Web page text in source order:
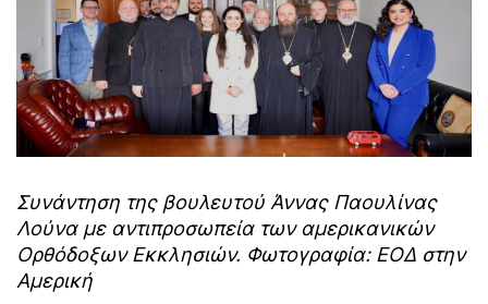
Συνάντηση της βουλευτού Άννας Παουλίνας
Λούνα με αντιπροσωπεία των αμερικανικών
Ορθόδοξων Εκκλησιών. Φωτογραφία: ΕΟΔ στην
Αμερική